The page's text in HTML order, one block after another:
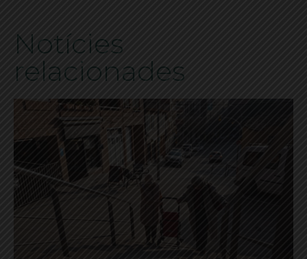
Notícies
relacionades